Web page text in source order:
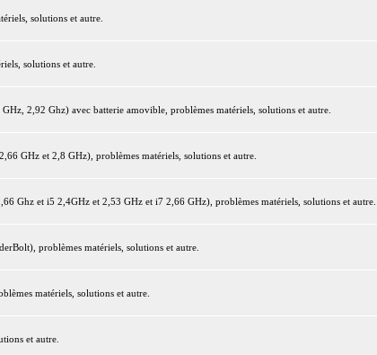
solutions et autre.
solutions et autre.
2,92 Ghz) avec batterie amovible, problèmes matériels, solutions et autre.
GHz et 2,8 GHz), problèmes matériels, solutions et autre.
Ghz et i5 2,4GHz et 2,53 GHz et i7 2,66 GHz), problèmes matériels, solutions et autre.
problèmes matériels, solutions et autre.
matériels, solutions et autre.
et autre.